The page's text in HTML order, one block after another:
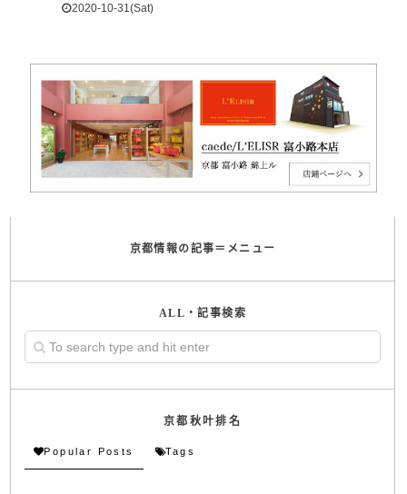
2020-10-31(Sat)
京都情報の記事＝メニュー
ALL・記事検索
京都秋叶排名
Popular Posts Tags